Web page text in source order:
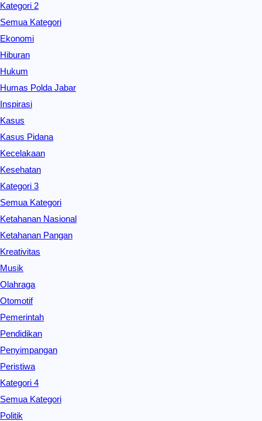
Kategori 2
Semua Kategori
Ekonomi
Hiburan
Hukum
Humas Polda Jabar
Inspirasi
Kasus
Kasus Pidana
Kecelakaan
Kesehatan
Kategori 3
Semua Kategori
Ketahanan Nasional
Ketahanan Pangan
Kreativitas
Musik
Olahraga
Otomotif
Pemerintah
Pendidikan
Penyimpangan
Peristiwa
Kategori 4
Semua Kategori
Politik